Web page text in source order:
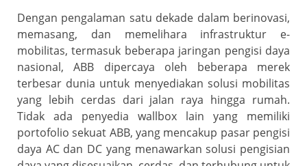
Dengan pengalaman satu dekade dalam berinovasi,
memasang, dan memelihara infrastruktur e-
mobilitas, termasuk beberapa jaringan pengisi daya
nasional, ABB dipercaya oleh beberapa merek
terbesar dunia untuk menyediakan solusi mobilitas
yang lebih cerdas dari jalan raya hingga rumah.
Tidak ada penyedia wallbox lain yang memiliki
portofolio sekuat ABB, yang mencakup pasar pengisi
daya AC dan DC yang menawarkan solusi pengisian